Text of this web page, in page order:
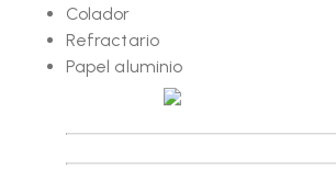
Colador
Refractario
Papel aluminio